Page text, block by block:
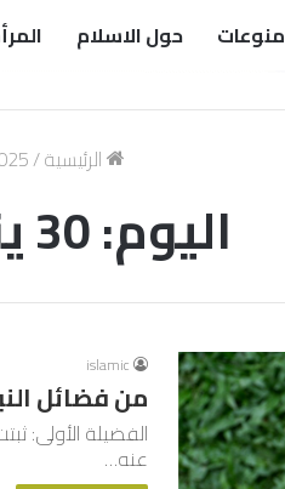
منوعات حول الاسلام
الرئيسية/
اليوم:30 يناير، 2025
islamic
من فضائل
عنه…